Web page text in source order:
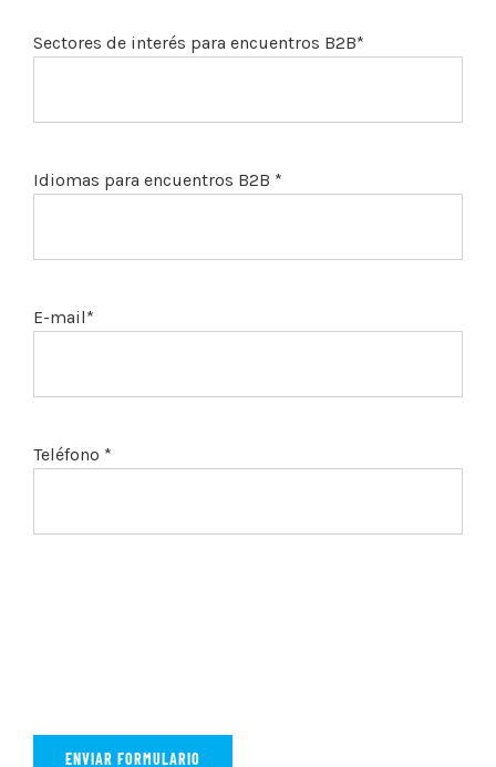
Sectores de interés para encuentros B2B*
Idiomas para encuentros B2B *
E-mail*
Teléfono *